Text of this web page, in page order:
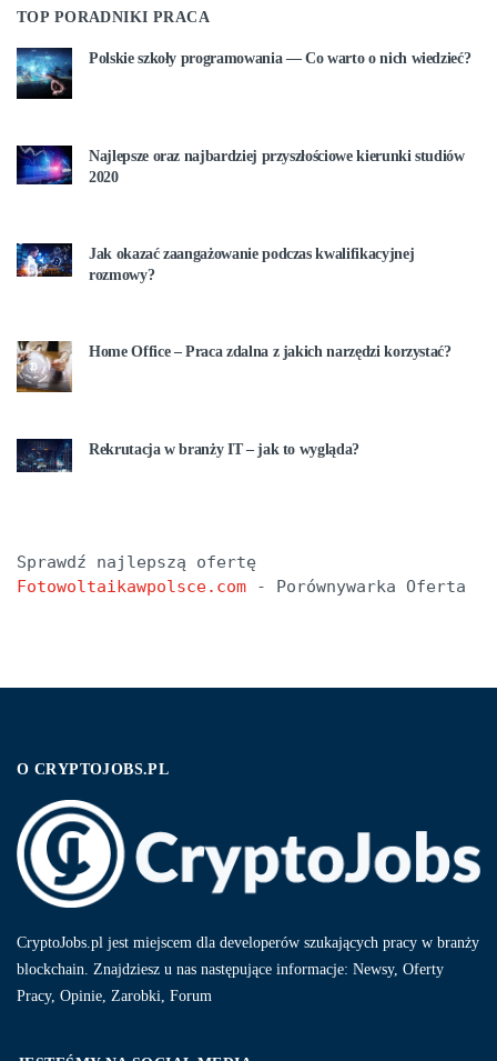
TOP PORADNIKI PRACA
Polskie szkoły programowania — Co warto o nich wiedzieć?
Najlepsze oraz najbardziej przyszłościowe kierunki studiów
2020
Jak okazać zaangażowanie podczas kwalifikacyjnej
rozmowy?
Home Office – Praca zdalna z jakich narzędzi korzystać?
Rekrutacja w branży IT – jak to wygląda?
Fotowoltaikawpolsce.com - Porównywarka Oferta
O CRYPTOJOBS.PL
CryptoJobs.pl jest miejscem dla developerów szukających pracy w branży
blockchain. Znajdziesz u nas następujące informacje: Newsy, Oferty
Pracy, Opinie, Zarobki, Forum